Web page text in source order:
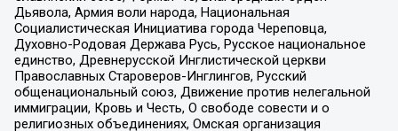
Дьявола, Армия воли народа, Национальная
Социалистическая Инициатива города Череповца,
Духовно-Родовая Держава Русь, Русское национальное
единство, Древнерусской Инглистической церкви
Православных Староверов-Инглингов, Русский
общенациональный союз, Движение против нелегальной
иммиграции, Кровь и Честь, О свободе совести и о
религиозных объединениях, Омская организация